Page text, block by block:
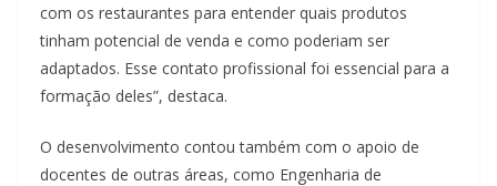
com os restaurantes para entender quais produtos
tinham potencial de venda e como poderiam ser
adaptados. Esse contato profissional foi essencial para a
formação deles”, destaca.
O desenvolvimento contou também com o apoio de
docentes de outras áreas, como Engenharia de